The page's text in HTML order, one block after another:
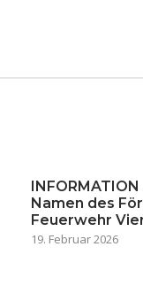
Namen des
Feuerwehr
19. Februar 2026